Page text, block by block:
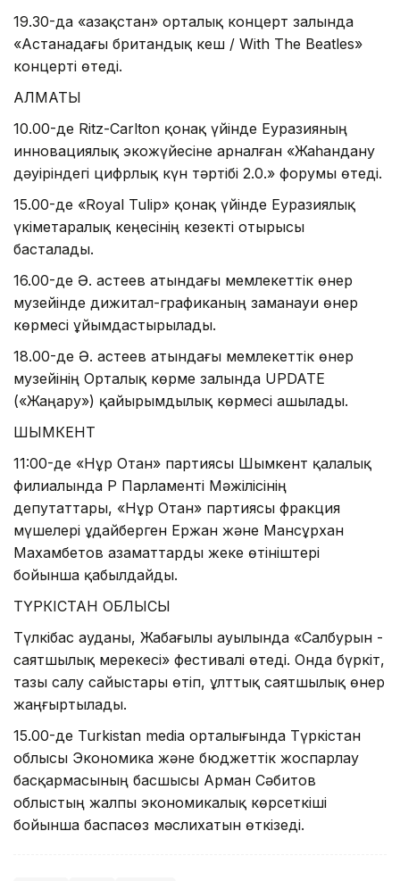
19.30-да «Қазақстан» орталық концерт залында
«Астанадағы британдық кеш / With The Beatles»
концерті өтеді.
АЛМАТЫ
10.00-де Ritz-Carlton қонақ үйінде Еуразияның
инновациялық экожүйесіне арналған «Жаһандану
дәуіріндегі цифрлық күн тәртібі 2.0.» форумы өтеді.
15.00-де «Royal Tulip» қонақ үйінде Еуразиялық
үкіметаралық кеңесінің кезекті отырысы
басталады.
16.00-де Ә. Қастеев атындағы мемлекеттік өнер
музейінде дижитал-графиканың заманауи өнер
көрмесі ұйымдастырылады.
18.00-де Ә. Қастеев атындағы мемлекеттік өнер
музейінің Орталық көрме залында UPDATE
(«Жаңару») қайырымдылық көрмесі ашылады.
ШЫМКЕНТ
11:00-де «Нұр Отан» партиясы Шымкент қалалық
филиалында ҚР Парламенті Мәжілісінің
депутаттары, «Нұр Отан» партиясы фракция
мүшелері Құдайберген Ержан және Мансұрхан
Махамбетов азаматтарды жеке өтініштері
бойынша қабылдайды.
ТҮРКІСТАН ОБЛЫСЫ
Түлкібас ауданы, Жабағылы ауылында «Салбурын -
саятшылық мерекесі» фестивалі өтеді. Онда бүркіт,
тазы салу сайыстары өтіп, ұлттық саятшылық өнер
жаңғыртылады.
15.00-де Turkistan media орталығында Түркістан
облысы Экономика және бюджеттік жоспарлау
басқармасының басшысы Арман Сәбитов
облыстың жалпы экономикалық көрсеткіші
бойынша баспасөз мәслихатын өткізеді.